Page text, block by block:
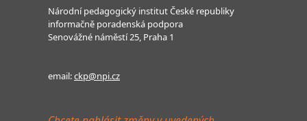
Národní pedagogický institut České republiky
informačně poradenská podpora
Senovážné náměstí 25, Praha 1
email:ckp@npi.cz